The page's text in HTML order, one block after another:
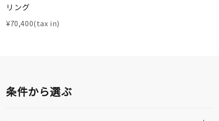
リング
¥70,400(tax in)
条件から選ぶ